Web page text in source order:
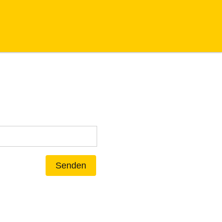
Senden